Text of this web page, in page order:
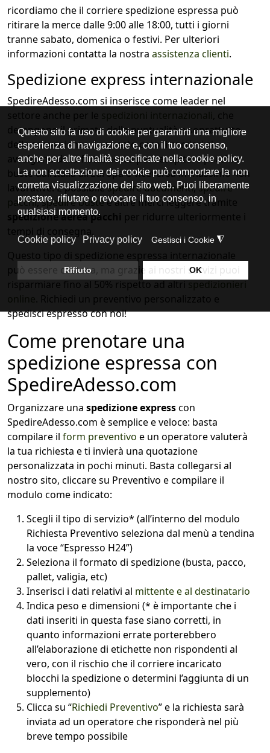
ricordiamo che il corriere spedizione espressa può
ritirare la merce dalle 9:00 alle 18:00, tutti i giorni
tranne sabato, domenica o festivi. Per ulteriori
informazioni contatta la nostra assistenza clienti.
Spedizione express internazionale
SpedireAdesso.com si inserisce come leader nel
settore anche per le spedizioni internazionali , che
detengono il primato della puntualità e soprattutto
della convenienza. In questo caso, i corrieri si
avvalgono della flotta aerea per recapitare pacchi e
buste dall’Italia all’Europa e viceversa in massimo 48h
lavorative. È possibilespedire documenti, spedire
pacchi,spedire bustee altre merci leggere tramite
spedizione aerea pacchi per ridurre ulteriormente i
tempi di consegna.
Questo tipo di spedizione espressa internazionale
può essere costosa, ma grazie ai nostri servizi puoi
risparmiare fino al 50% rispetto ad altri spedizionieri
online. Richiedi un preventivo personalizzato e
spedisci espresso con noi!
Come prenotare una
spedizione espressa con
SpedireAdesso.com
Organizzare una spedizione expresscon
SpedireAdesso.com è semplice e veloce: basta
compilare il form preventivo e un operatore valuterà
la tua richiesta e ti invierà una quotazione
personalizzata in pochi minuti. Basta collegarsi al
nostro sito, cliccare su Preventivo e compilare il
modulo come indicato:
Scegli il tipo di servizio* (all’interno del modulo
Richiesta Preventivo seleziona dal menù a tendina
la voce “Espresso H24”)
Seleziona il formato di spedizione (busta, pacco,
pallet, valigia, etc)
Inserisci i dati relativi al mittente e al destinatario
Indica peso e dimensioni (* è importante che i
dati inseriti in questa fase siano corretti, in
quanto informazioni errate porterebbero
all’elaborazione di etichette non rispondenti al
vero, con il rischio che il corriere incaricato
blocchi la spedizione o determini l’aggiunta di un
supplemento)
Clicca su “Richiedi Preventivo” e la richiesta sarà
inviata ad un operatore che risponderà nel più
breve tempo possibile